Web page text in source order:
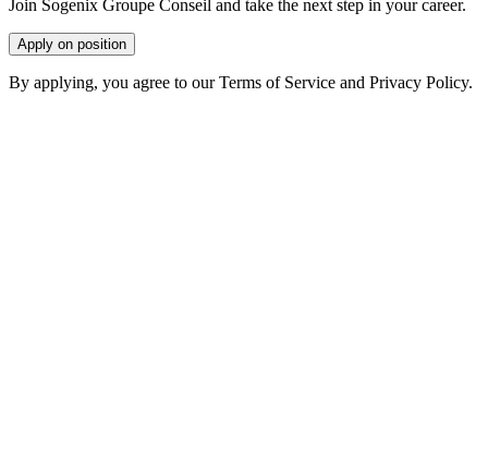
Join Sogenix Groupe Conseil and take the next step in your career.
Apply on position
By applying, you agree to our Terms of Service and Privacy Policy.